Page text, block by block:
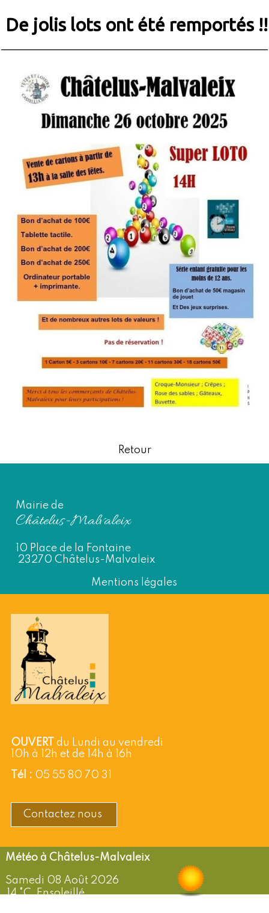
De jolis lots ont été remportés !!
Retour
Mairie de
Châtelus-Malvaleix
10 Place de la Fontaine
23270 Châtelus-Malvaleix
Mentions légales
OUVERT
du Lundi au vendredi
10h à 12h et de 14h à 16h
Tél : 05 55 80 70 31
Contactez nous
Châtelus-Malvaleix
Samedi 08 Août 2026
14 °C, Ensoleillé